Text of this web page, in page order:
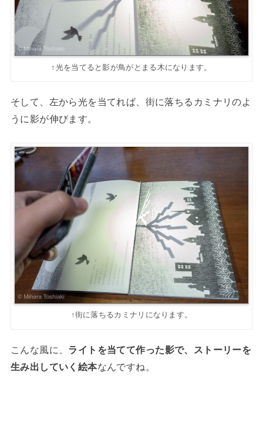
↑光を当てると影が鳥がとまる木になります。
そして、左から光を当てれば、街に落ちるカミナリのよ
うに影が伸びます。
↑街に落ちるカミナリになります。
こんな風に、 ライトを当てて作った影で、ストーリーを
生み出していく絵本なんですね。